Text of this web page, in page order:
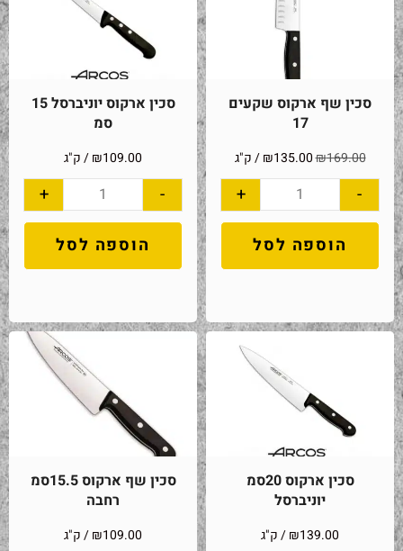
סכין שף ארקוס שקעים
17
₪169.00
₪135.00 / ק"ג
-
+
הוספה לסל
סכין ארקוס יוניברסל 15
סמ
₪109.00 / ק"ג
-
+
הוספה לסל
סכין ארקוס 20סמ
יוניברסל
₪139.00 / ק"ג
סכין שף ארקוס 15.5סמ
רחבה
₪109.00 / ק"ג